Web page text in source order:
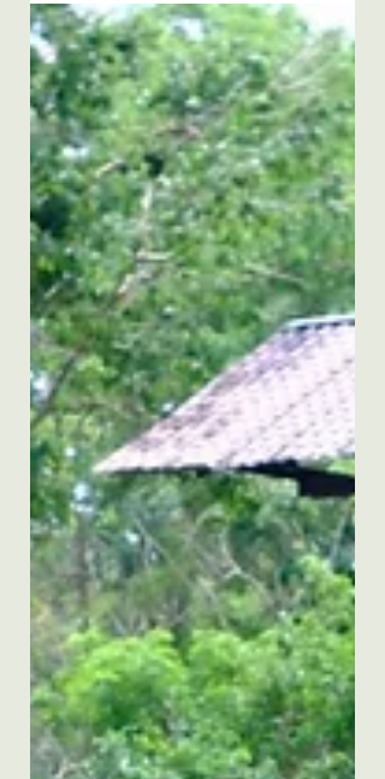
備にこだわっているのかについて、少しお
話しさせてください。 歯科医師としての原
点と、学びの中での気づき 私が歯科大学を
卒業した当初、歯科医師の仕事とは「虫歯
を削って詰めること」や「歯の根の治療を
すること」そのものだと思っていました。
しかし、卒業後に研鑽を積み、多くの患者
様と真摯に向き合う中で、その考えは大き
く変わりました。 学べば学ぶほど、「歯科
医療は全身の健康にとって欠かせないもの
である」という事実に辿り着いたのです。
お口の状態を整えることは、全身の健康悪
化を防ぐための、最も重要な鍵となりま
す。ただ目の前の虫歯を治すだけでなく、
「その先にある患者様の生涯の健康を守り
たい」。それが今の私の原点です。 お子様
からご高齢の方まで、一生涯の健康を守る
ために 現代社会では食生活や環境の変化に
より、常に口が開いたままの「口呼吸」の
お子様が増えています。これは「小児の口
腔機能発達不全症」として、実は深刻な